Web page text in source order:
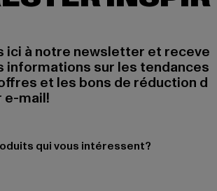
ici à notre newsletter et receve
informations sur les tendances
et les bons de réduction d
e-mail!
qui vous intéressent?